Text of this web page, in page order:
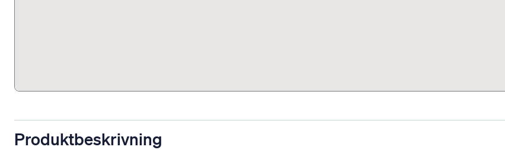
Produktbeskrivning